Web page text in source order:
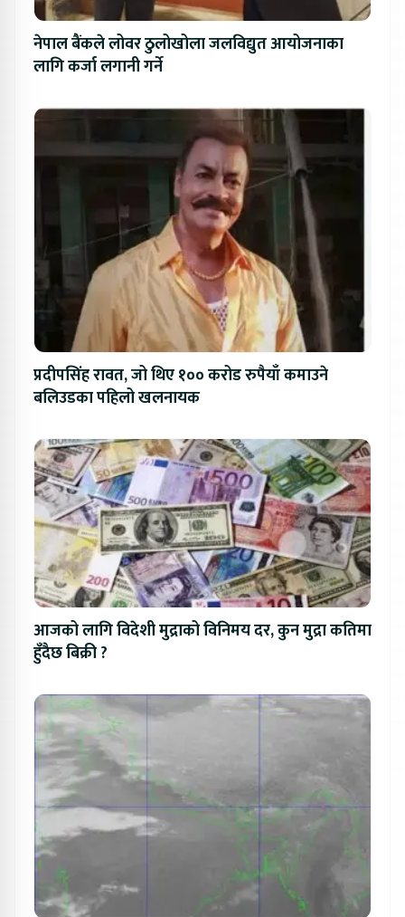
नेपाल बैंकले लोवर ठुलोखोला जलविद्युत आयोजनाका
लागि कर्जा लगानी गर्ने
प्रदीपसिंह रावत, जो थिए १०० करोड रुपैयाँ कमाउने
बलिउडका पहिलो खलनायक
आजको लागि विदेशी मुद्राको विनिमय दर, कुन मुद्रा कतिमा
हुँदैछ बिक्री ?